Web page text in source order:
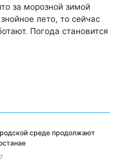
за морозной зимой
лето, то сейчас
Погода стано­вится
среде продолжают